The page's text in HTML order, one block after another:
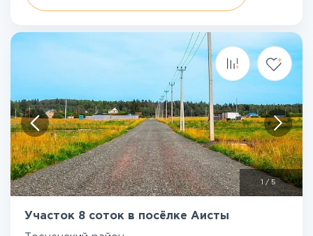
1 /5
Участок 8 соток в посёлке Аисты